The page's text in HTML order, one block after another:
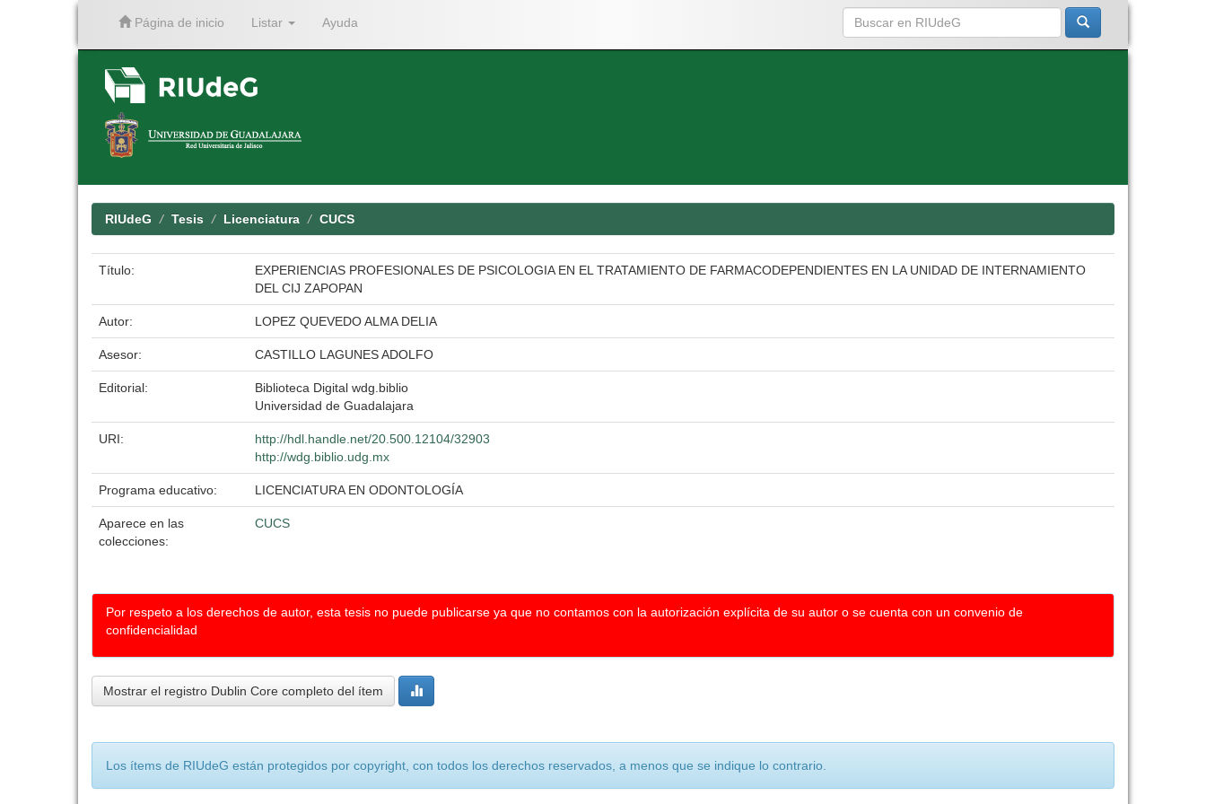
Página de inicio Listar Ayuda
RIUdeG Tesis Licenciatura CUCS
Título:
EXPERIENCIAS PROFESIONALES DE PSICOLOGIA EN EL TRATAMIENTO DE FARMACODEPENDIENTES EN LA UNIDAD DE INTERNAMIENTO
DEL CIJ ZAPOPAN
Autor: LOPEZ QUEVEDO ALMA DELIA
Asesor: CASTILLO LAGUNES ADOLFO
Editorial:
Biblioteca Digital wdg.biblio
Universidad de Guadalajara
URI:
http://hdl.handle.net/20.500.12104/32903
http://wdg.biblio.udg.mx
Programa educativo: LICENCIATURA EN ODONTOLOGÍA
Aparece en las
colecciones:
CUCS
Por respeto a los derechos de autor, esta tesis no puede publicarse ya que no contamos con la autorización explícita de su autor o se cuenta con un convenio de
confidencialidad
Mostrar el registro Dublin Core completo del ítem
Los ítems de RIUdeG están protegidos por copyright, con todos los derechos reservados, a menos que se indique lo contrario.